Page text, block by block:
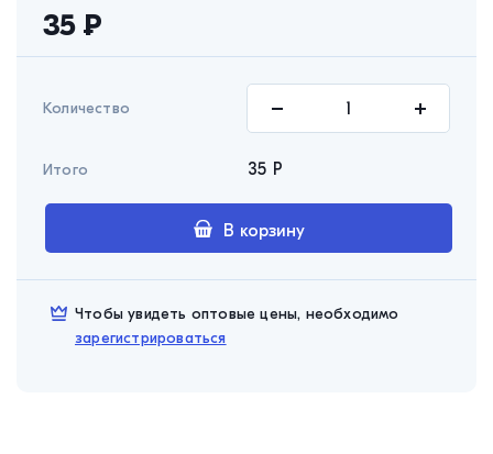
35 ₽
Количество
Итого 35 Р
В корзину
Чтобы увидеть оптовые цены, необходимо
зарегистрироваться